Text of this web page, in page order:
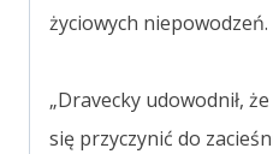
życiowych niepowodzeń.
„Dravecky udowodnił,
się przyczynić do